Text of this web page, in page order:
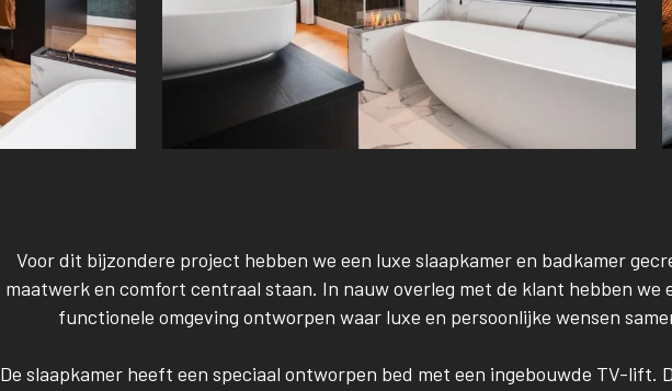
Voor dit bijzondere project hebben we een luxe slaapkamer en badkamer
maatwerk en comfort centraal staan. In nauw overleg met de klant hebben we
functionele omgeving ontworpen waar luxe en persoonlijke wensen
De slaapkamer heeft een speciaal ontworpen bed met een ingebouwde TV-lift.